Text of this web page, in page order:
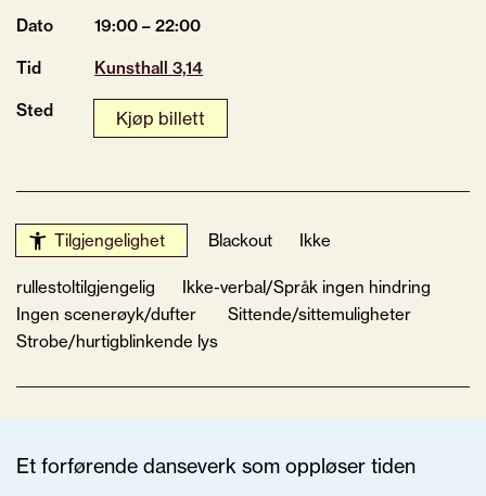
Dato
Tid
Sted
19:00 – 22:00
Kunsthall 3,14
Kjøp billett
Tilgjengelighet Blackout Ikke
rullestoltilgjengelig
Ikke-verbal/Språk ingen hindring
Ingen scenerøyk/dufter
Sittende/sittemuligheter
Strobe/hurtigblinkende lys
Et forførende danseverk som oppløser tiden